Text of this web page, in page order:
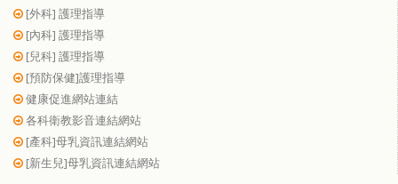
[外科] 護理指導
[內科] 護理指導
[兒科] 護理指導
[預防保健]護理指導
健康促進網站連結
各科衛教影音連結網站
[產科]母乳資訊連結網站
[新生兒]母乳資訊連結網站